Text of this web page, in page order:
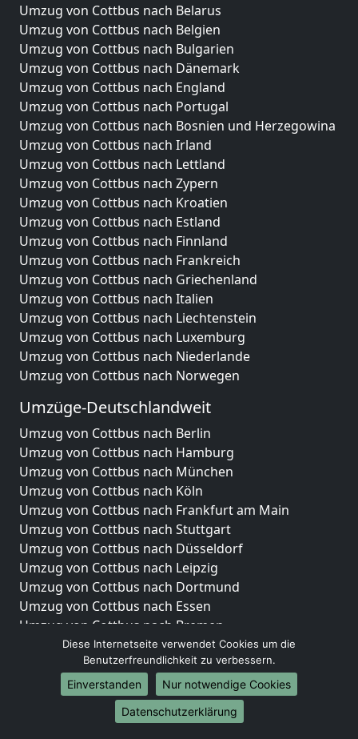
Umzug von Cottbus nach Belarus
Umzug von Cottbus nach Belgien
Umzug von Cottbus nach Bulgarien
Umzug von Cottbus nach Dänemark
Umzug von Cottbus nach England
Umzug von Cottbus nach Portugal
Umzug von Cottbus nach Bosnien und Herzegowina
Umzug von Cottbus nach Irland
Umzug von Cottbus nach Lettland
Umzug von Cottbus nach Zypern
Umzug von Cottbus nach Kroatien
Umzug von Cottbus nach Estland
Umzug von Cottbus nach Finnland
Umzug von Cottbus nach Frankreich
Umzug von Cottbus nach Griechenland
Umzug von Cottbus nach Italien
Umzug von Cottbus nach Liechtenstein
Umzug von Cottbus nach Luxemburg
Umzug von Cottbus nach Niederlande
Umzug von Cottbus nach Norwegen
Umzüge-Deutschlandweit
Umzug von Cottbus nach Berlin
Umzug von Cottbus nach Hamburg
Umzug von Cottbus nach München
Umzug von Cottbus nach Köln
Umzug von Cottbus nach Frankfurt am Main
Umzug von Cottbus nach Stuttgart
Umzug von Cottbus nach Düsseldorf
Umzug von Cottbus nach Leipzig
Umzug von Cottbus nach Dortmund
Umzug von Cottbus nach Essen
Umzug von Cottbus nach Bremen
Umzug von Cottbus nach Dresden
Umzug von Cottbus nach Hannover
Umzug von Cottbus nach Nürnberg
Umzug von Cottbus nach Duisburg
Umzug von Cottbus nach Bochum
Diese Internetseite verwendet Cookies um die
Benutzerfreundlichkeit zu verbessern.
Einverstanden
Nur notwendige Cookies
Datenschutzerklärung